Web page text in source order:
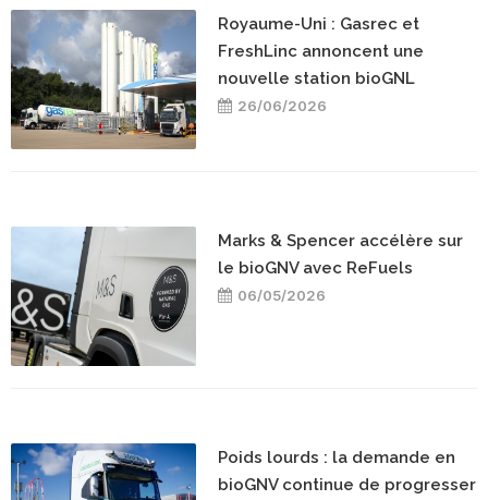
Royaume-Uni : Gasrec et
FreshLinc annoncent une
nouvelle station bioGNL
26/06/2026
Marks & Spencer accélère sur
le bioGNV avec ReFuels
06/05/2026
Poids lourds : la demande en
bioGNV continue de progresser